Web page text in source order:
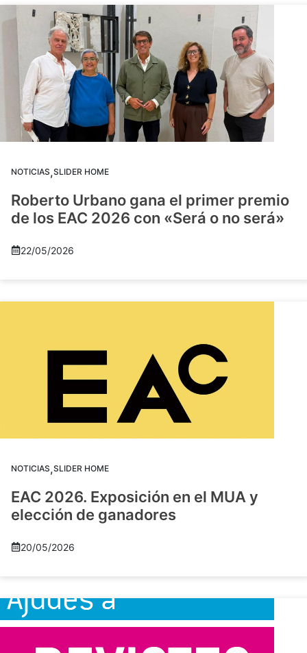
NOTICIAS,SLIDER HOME
Roberto Urbano gana el primer premio
de los EAC 2026 con «Será o no será»
22/05/2026
NOTICIAS,SLIDER HOME
EAC 2026. Exposición en el MUA y
elección de ganadores
20/05/2026